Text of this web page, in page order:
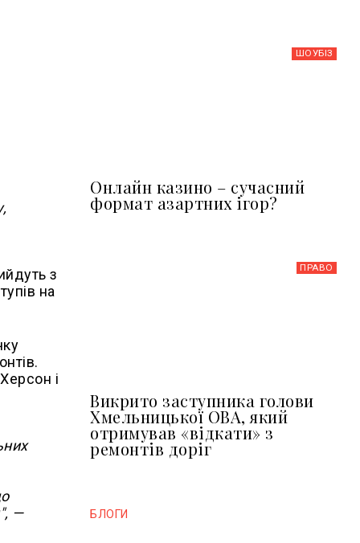
з
на
і
—
ШОУБIЗ
Онлайн казино – сучасний
формат азартних ігор?
ПРАВО
Викрито заступника голови
Хмельницької ОВА, який
отримував «відкати» з
ремонтів доріг
БЛОГИ